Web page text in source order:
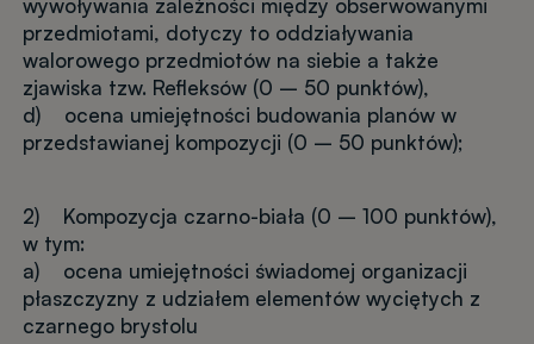
wywoływania zależności między obserwowanymi
przedmiotami, dotyczy to oddziaływania
walorowego przedmiotów na siebie a także
zjawiska tzw. Refleksów (0 – 50 punktów),
d) ocena umiejętności budowania planów w
przedstawianej kompozycji (0 – 50 punktów);
2) Kompozycja czarno-biała (0 – 100 punktów),
w tym:
a) ocena umiejętności świadomej organizacji
płaszczyzny z udziałem elementów wyciętych z
czarnego brystolu